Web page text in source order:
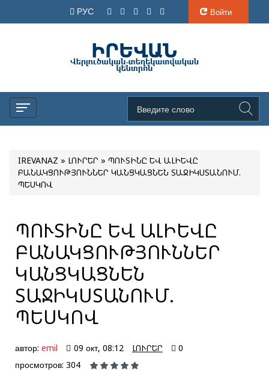
РУС Войти
IREVANAZ » ԼՈՒՐԵՐ » ՊՈՒՏԻՆԸ ԵՎ ԱԼԻԵՎԸ
ԲԱՆԱԿՑՈՒԹՅՈՒՆՆԵՐ ԿԱՆՑԿԱՑՆԵՆ ՏԱՋԻԿՍՏԱՆՈՒՄ.
ՊԵՍԿՈՎ
ՊՈՒՏԻՆԸ ԵՎ ԱԼԻԵՎԸ
ԲԱՆԱԿՑՈՒԹՅՈՒՆՆԵՐ
ԿԱՆՑԿԱՑՆԵՆ
ՏԱՋԻԿՍՏԱՆՈՒՄ.
ՊԵՍԿՈՎ
автор: emil 09 окт, 08:12 ԼՈՒՐԵՐ
0
просмотров: 304